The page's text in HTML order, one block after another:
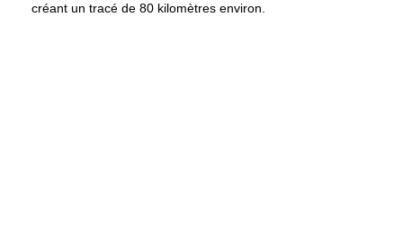
créant un tracé de 80 kilomètres environ.